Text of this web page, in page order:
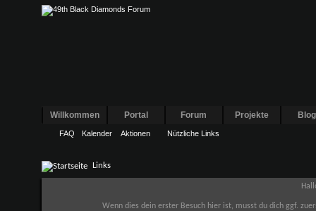
Willkommen Portal Forum Projekte
FAQ Kalender Aktionen Nützliche Links
Links
Wenn dies dein erster Besuch hier ist, musst du dich ggf.